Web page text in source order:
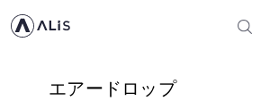
エアードロップ